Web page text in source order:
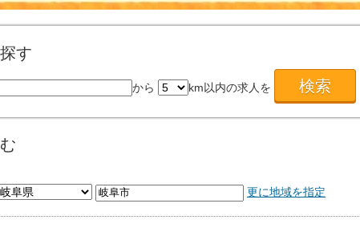
す
から km以内の求人を
更に地域を指定